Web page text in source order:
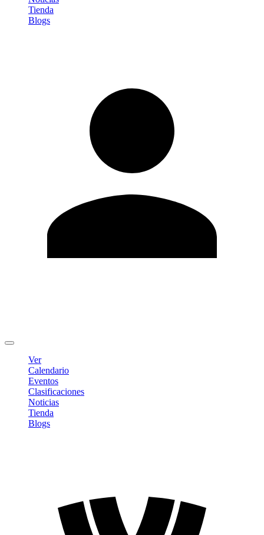
Tienda
Blogs
Ver
Calendario
Eventos
Clasificaciones
Noticias
Tienda
Blogs